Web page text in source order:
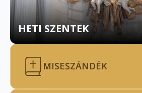
HETI SZENTEK
MISESZÁNDÉK